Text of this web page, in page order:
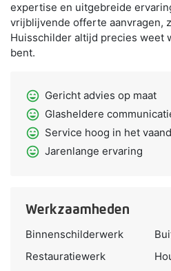
expertise en uitgebreide
vrijblijvende offerte aanvragen,
Huisschilder altijd precies weet
bent.
sentiment_very_satisfied Gericht advies op maat
sentiment_very_satisfied Glasheldere
sentiment_very_satisfied Service hoog in het
sentiment_very_satisfied Jarenlange ervaring
Werkzaamheden
Binnenschilderwerk
Restauratiewerk